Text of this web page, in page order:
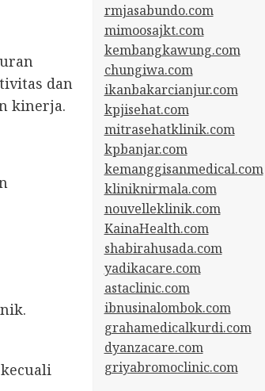
dan
kinerja.
rmjasabundo.com
mimoosajkt.com
kembangkawung.com
chungiwa.com
ikanbakarcianjur.com
kpjisehat.com
mitrasehatklinik.com
kpbanjar.com
kemanggisanmedical.com
kliniknirmala.com
nouvelleklinik.com
KainaHealth.com
shabirahusada.com
yadikacare.com
astaclinic.com
ibnusinalombok.com
grahamedicalkurdi.com
dyanzacare.com
griyabromoclinic.com